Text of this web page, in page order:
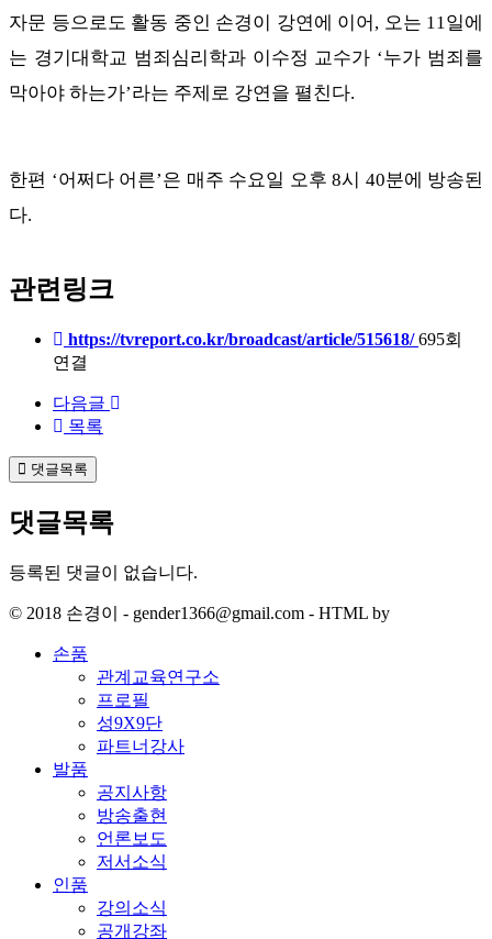
자문 등으로도 활동 중인 손경이 강연에 이어, 오는 11일에
는 경기대학교 범죄심리학과 이수정 교수가 ‘누가 범죄를
막아야 하는가’라는 주제로 강연을 펼친다.
한편 ‘어쩌다 어른’은 매주 수요일 오후 8시 40분에 방송된
다.
관련링크
https://tvreport.co.kr/broadcast/article/515618/ 695회
연결
다음글
목록
댓글목록
댓글목록
등록된 댓글이 없습니다.
© 2018 손경이 - gender1366@gmail.com - HTML by
손품
관계교육연구소
프로필
성9X9단
파트너강사
발품
공지사항
방송출현
언론보도
저서소식
인품
강의소식
공개강좌